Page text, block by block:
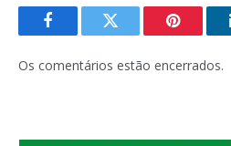
FacebookTwitter Pinterest
Os comentários estão encerrados.